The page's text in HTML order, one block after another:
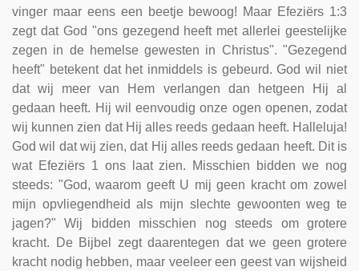
vinger maar eens een beetje bewoog! Maar Efeziërs 1:3
zegt dat God "ons gezegend heeft met allerlei geestelijke
zegen in de hemelse gewesten in Christus". "Gezegend
heeft" betekent dat het inmiddels is gebeurd. God wil niet
dat wij meer van Hem verlangen dan hetgeen Hij al
gedaan heeft. Hij wil eenvoudig onze ogen openen, zodat
wij kunnen zien dat Hij alles reeds gedaan heeft. Halleluja!
God wil dat wij zien, dat Hij alles reeds gedaan heeft. Dit is
wat Efeziërs 1 ons laat zien. Misschien bidden we nog
steeds: "God, waarom geeft U mij geen kracht om zowel
mijn opvliegendheid als mijn slechte gewoonten weg te
jagen?" Wij bidden misschien nog steeds om grotere
kracht. De Bijbel zegt daarentegen dat we geen grotere
kracht nodig hebben, maar veeleer een geest van wijsheid